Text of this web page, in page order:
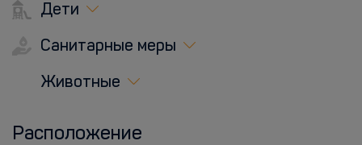
Дети
Санитарные меры
Животные
Расположение